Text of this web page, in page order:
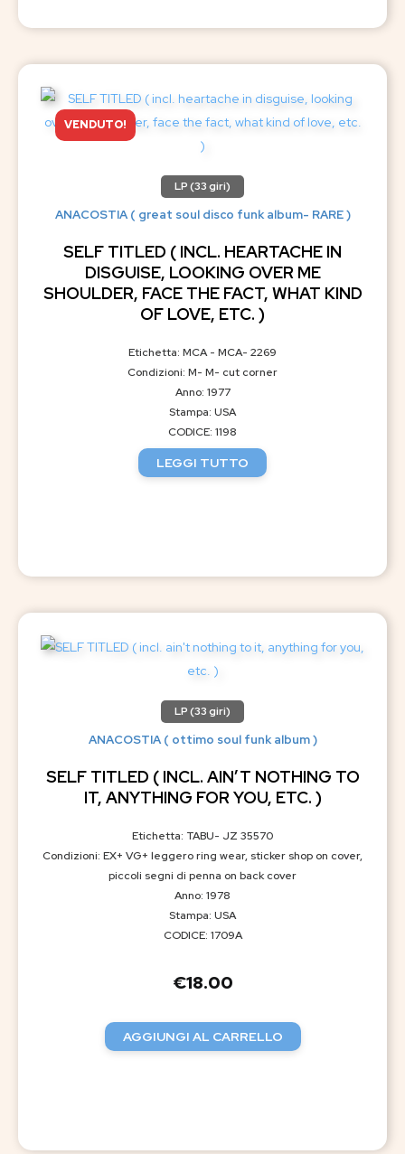
VENDUTO!
LP (33 giri)
ANACOSTIA ( great soul disco funk album- RARE )
SELF TITLED ( INCL. HEARTACHE IN
DISGUISE, LOOKING OVER ME
SHOULDER, FACE THE FACT, WHAT KIND
OF LOVE, ETC. )
Etichetta: MCA - MCA- 2269
Condizioni: M- M- cut corner
Anno: 1977
Stampa: USA
CODICE: 1198
LEGGI TUTTO
LP (33 giri)
ANACOSTIA ( ottimo soul funk album )
SELF TITLED ( INCL. AIN’T NOTHING TO
IT, ANYTHING FOR YOU, ETC. )
Etichetta: TABU- JZ 35570
Condizioni: EX+ VG+ leggero ring wear, sticker shop on cover,
piccoli segni di penna on back cover
Anno: 1978
Stampa: USA
CODICE: 1709A
€18.00
AGGIUNGI AL CARRELLO